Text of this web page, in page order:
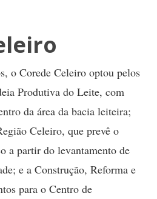
o Corede Celeiro optou pelos
Produtiva do Leite, com
da área da bacia leiteira;
Celeiro, que prevê o
a partir do levantamento de
e a Construção, Reforma e
para o Centro de